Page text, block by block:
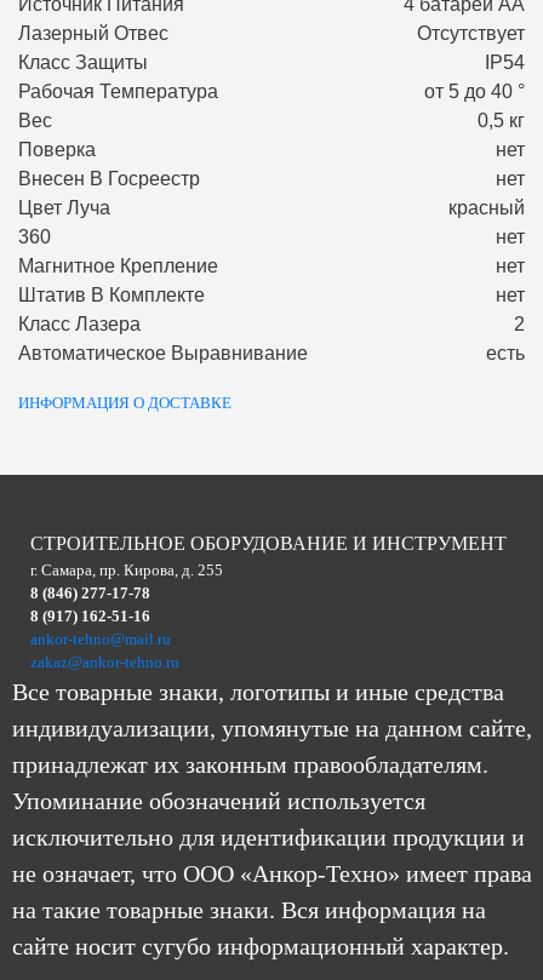
Источник Питания
4 батареи АА
Лазерный Отвес
Отсутствует
Класс Защиты
IP54
Рабочая Температура
от 5 до 40 °
Вес
0,5 кг
Поверка
нет
Внесен В Госреестр
нет
Цвет Луча
красный
360
нет
Магнитное Крепление
нет
Штатив В Комплекте
нет
Класс Лазера
2
Автоматическое Выравнивание
есть
ИНФОРМАЦИЯ О ДОСТАВКЕ
СТРОИТЕЛЬНОЕ ОБОРУДОВАНИЕ И ИНСТРУМЕНТ
г. Самара, пр. Кирова, д. 255
8 (846) 277-17-78
8 (917) 162-51-16
ankor-tehno@mail.ru
zakaz@ankor-tehno.ru
Все товарные знаки, логотипы и иные средства
индивидуализации, упомянутые на данном сайте,
принадлежат их законным правообладателям.
Упоминание обозначений используется
исключительно для идентификации продукции и
не означает, что ООО «Анкор-Техно» имеет права
на такие товарные знаки. Вся информация на
сайте носит сугубо информационный характер.